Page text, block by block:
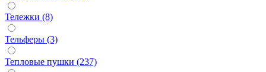
Тележки (8)
Тельферы (3)
Тепловые пушки (237)